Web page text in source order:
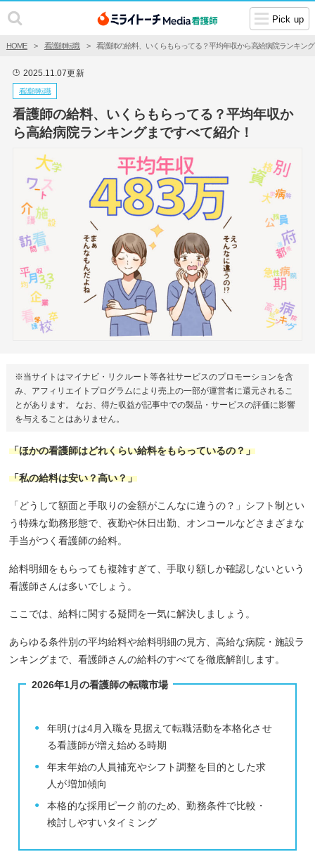
Pick up
🕒 2025.11.07更新
看護師転職
看護師の給料、いくらもらってる？平均年収か
ら高給病院ランキングまですべて紹介！
※当サイトはマイナビ・リクルート等各社サービスのプロモーションを含
み、アフィリエイトプログラムにより売上の一部が運営者に還元されるこ
とがあります。 なお、得た収益が記事中での製品・サービスの評価に影響
を与えることはありません。
「ほかの看護師はどれくらい給料をもらっているの？」
「私の給料は安い？高い？」
「どうして額面と手取りの金額がこんなに違うの？」シフト制とい
う特殊な勤務形態で、夜勤や休日出勤、オンコールなどさまざまな
手当がつく看護師の給料。
給料明細をもらっても複雑すぎて、手取り額しか確認しないという
看護師さんは多いでしょう。
ここでは、給料に関する疑問を一気に解決しましょう。
あらゆる条件別の平均給料や給料明細の見方、高給な病院・施設ラ
ンキングまで、看護師さんの給料のすべてを徹底解剖します。
2026年1月の看護師の転職市場
年明けは4月入職を見据えて転職活動を本格化させ
る看護師が増え始める時期
年末年始の人員補充やシフト調整を目的とした求
人が増加傾向
本格的な採用ピーク前のため、勤務条件で比較・
検討しやすいタイミング
HOME 看護師転職 看護師の給料、いくらもらってる？平均年収から高給病院ランキン